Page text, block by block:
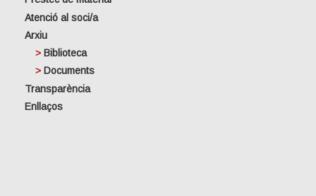
Atenció al soci/a
Arxiu
Biblioteca
Documents
Transparència
Enllaços